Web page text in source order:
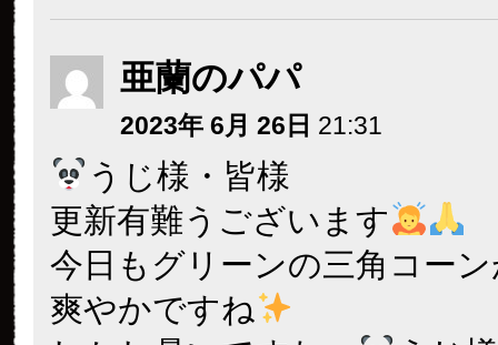
亜蘭のパパ
2023年 6月 26日 21:31
うじ様・皆様
更新有難うございます
今日もグリーンの三角コー
爽やかですね